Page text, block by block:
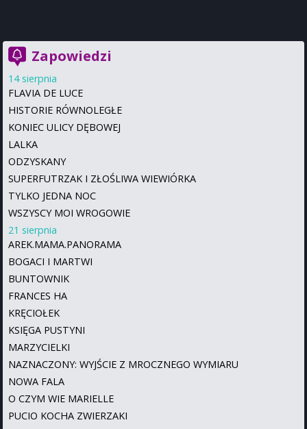
Zapowiedzi
14 sierpnia
FLAVIA DE LUCE
HISTORIE RÓWNOLEGŁE
KONIEC ULICY DĘBOWEJ
LALKA
ODZYSKANY
SUPERFUTRZAK I ZŁOŚLIWA WIEWIÓRKA
TYLKO JEDNA NOC
WSZYSCY MOI WROGOWIE
21 sierpnia
AREK.MAMA.PANORAMA
BOGACI I MARTWI
BUNTOWNIK
FRANCES HA
KRĘCIOŁEK
KSIĘGA PUSTYNI
MARZYCIELKI
NAZNACZONY: WYJŚCIE Z MROCZNEGO WYMIARU
NOWA FALA
O CZYM WIE MARIELLE
PUCIO KOCHA ZWIERZAKI